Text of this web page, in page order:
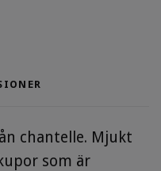
chantelle. Mjukt
som är